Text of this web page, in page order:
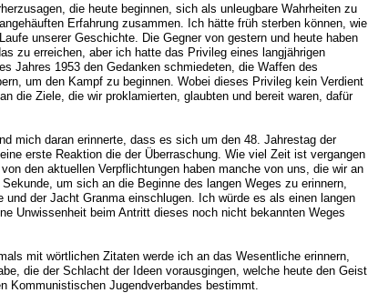
die heute beginnen, sich als unleugbare Wahrheiten zu
Erfahrung zusammen. Ich hätte früh sterben können, wie
unserer Geschichte. Die Gegner von gestern und heute haben
zu erreichen, aber ich hatte das Privileg eines langjährigen
Jahres 1953 den Gedanken schmiedeten, die Waffen des
um den Kampf zu beginnen. Wobei dieses Privileg kein Verdient
die Ziele, die wir proklamierten, glaubten und bereit waren, dafür
mich daran erinnerte, dass es sich um den 48. Jahrestag der
erste Reaktion die der Überraschung. Wie viel Zeit ist vergangen
den aktuellen Verpflichtungen haben manche von uns, die wir an
um sich an die Beginne des langen Weges zu erinnern,
und der Jacht Granma einschlugen. Ich würde es als einen langen
Unwissenheit beim Antritt dieses noch nicht bekannten Weges
mit wörtlichen Zitaten werde ich an das Wesentliche erinnern,
die der Schlacht der Ideen vorausgingen, welche heute den Geist
Kommunistischen Jugendverbandes bestimmt.